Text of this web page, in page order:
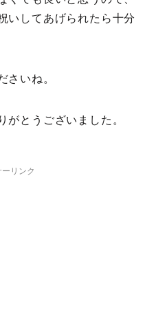
いしてあげられたら十分
さいね。
がとうございました。
リンク